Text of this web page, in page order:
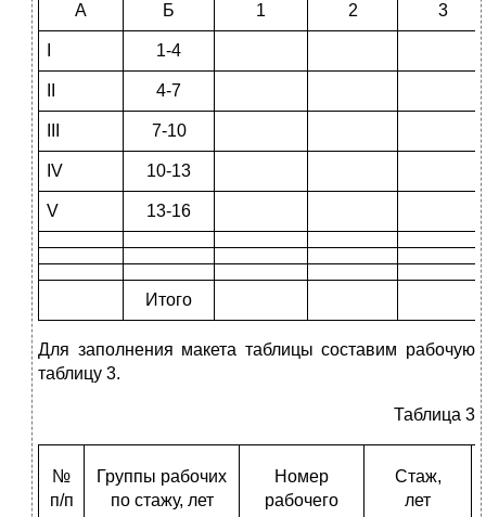
А Б 1 2 3
1-4
4-7
7-10
IV 10-13
V 13-16
Итого
Для заполнения макета таблицы составим рабочую
таблицу 3.
Таблица 3
№
п/п
Группы рабочих
по стажу, лет
Номер
рабочего
Стаж,
лет